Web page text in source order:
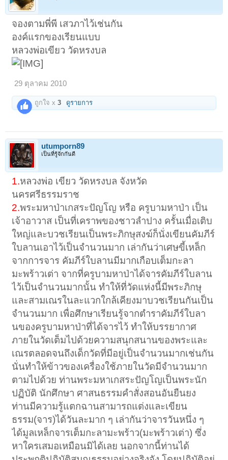
จองตามพี่พี เสวภาไว้เช่นกัน
องค์แรกของเรียนแบบ
หลวงพ่อเขียว วัดหรงบล
29 ตุลาคม 2010
ถูกใจ x3 ดูรายการ
utumporn89
เป็นที่รู้จักกันดี
1.หลวงพ่อ เขียว วัดหรงบล จังหวัด
นครศรีธรรมราช
2.พระมหาป่าเกสระปัญโญ หรือ ครูบามหาป่า เป็น
เจ้าอาวาส เป็นที่เคราพของชาวลำปาง ครั้นเมื่อเติบ
ใหญ่และบวชเรียนเป็นพระภิกษุสงฆ์ก็นั่งเขียนคัมภีร์
ใบลานเอาไว้เป็นจำนวนมาก เล่ากันว่าเศษขี้เหล็ก
จากการจาร คัมภีร์ใบลานมีมากเกือบเต็มกะลา
มะพร้าวเต่า จากที่ครูบามหาป่าได้จารคัมภีร์ใบลาน
ไว้เป็นจำนวนมากนั้น ทำให้ที่วัดแห่งนี้มีพระภิกษุ
และสามเณรในละแวกใกล้เคียงมาบวชเรียนกันเป็น
จำนวนมาก เพื่อศึกษาเรียนรู้จากตำราคัมภีร์ใบลา
นของครูบามหาป่าที่ได้จารไว้ ทำให้บรรยากาศ
ภายในวัดเต็มไปด้วยความสนุกสนานของพระและ
เณรตลอดจนถึงเด็กวัดที่มีอยู่เป็นจำนวนมากเช่นกัน
นั่นทำให้ข้าวของเครื่องใช้ภายในวัดมีจำนวนมาก
ตามไปด้วย ท่านพระมหาเกสระปัญโญเป็นพระนัก
ปฏิบัติ นักศึกษา ศาสนธรรมคำสั่งสอนอันยืนยง
ท่านมีความรู้แตกฉานสามารถแต่งและเขียน
ธรรม(จาร)ได้วันละมาก ๆ เล่ากันว่าจารวันหนึ่ง ๆ
ได้มูลเหล็กจารเต็มกะลามะพร้าว(มะพร้าวเต่า) ซึ่ง
หาใครเสมอเหมือนมิได้เลย นอกจากนี้ท่านได้